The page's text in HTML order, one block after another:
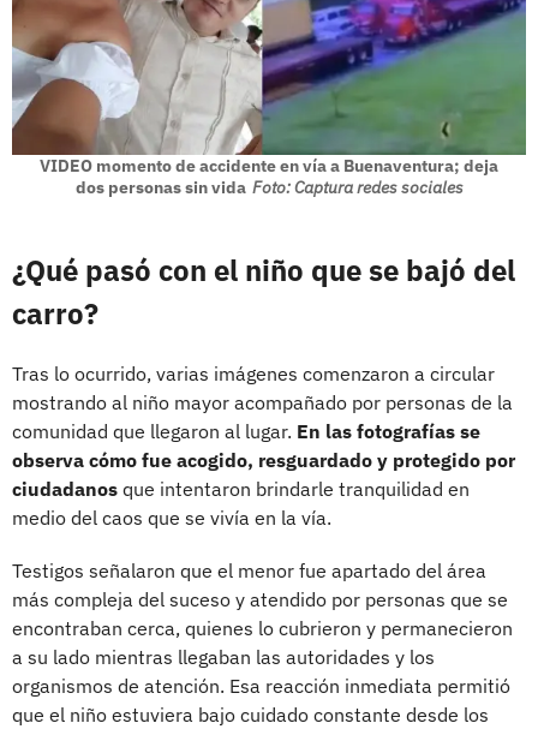
VIDEO momento de accidente en vía a Buenaventura; deja
dos personas sin vida Foto: Captura redes sociales
¿Qué pasó con el niño que se bajó del
carro?
Tras lo ocurrido, varias imágenes comenzaron a circular
mostrando al niño mayor acompañado por personas de la
comunidad que llegaron al lugar. En las fotografías se
observa cómo fue acogido, resguardado y protegido por
ciudadanos que intentaron brindarle tranquilidad en
medio del caos que se vivía en la vía.
Testigos señalaron que el menor fue apartado del área
más compleja del suceso y atendido por personas que se
encontraban cerca, quienes lo cubrieron y permanecieron
a su lado mientras llegaban las autoridades y los
organismos de atención. Esa reacción inmediata permitió
que el niño estuviera bajo cuidado constante desde los